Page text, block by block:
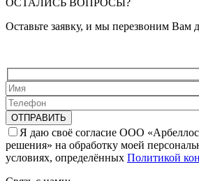
Оставьте заявку, и мы перезвоним Вам
Я даю своё согласие ООО
решения» на обработку моей
условиях, определённых Политикой